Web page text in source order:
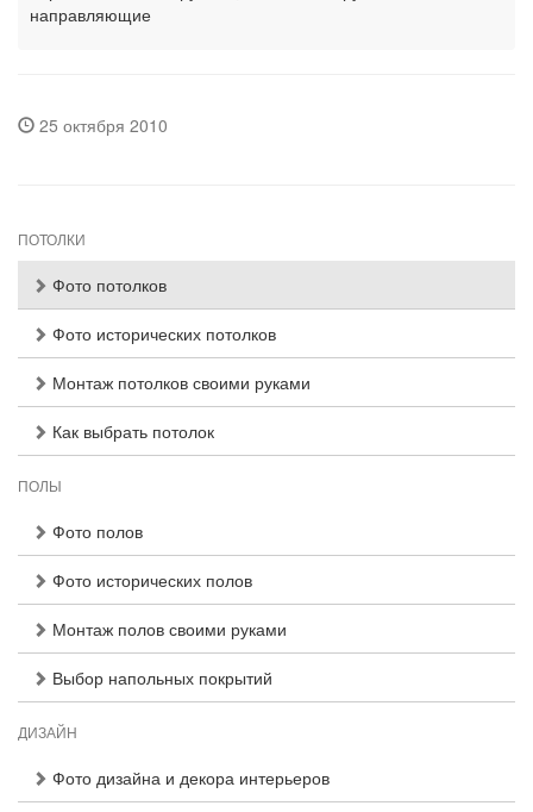
направляющие
25 октября 2010
ПОТОЛКИ
Фото потолков
Фото исторических потолков
Монтаж потолков своими руками
Как выбрать потолок
ПОЛЫ
Фото полов
Фото исторических полов
Монтаж полов своими руками
Выбор напольных покрытий
ДИЗАЙН
Фото дизайна и декора интерьеров